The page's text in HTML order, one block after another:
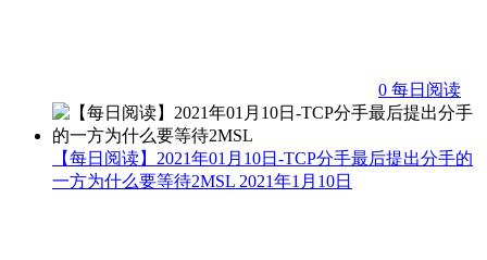
0 每日阅读
【每日阅读】2021年01月10日-TCP分手最后提出分手的
一方为什么要等待2MSL 2021年1月10日